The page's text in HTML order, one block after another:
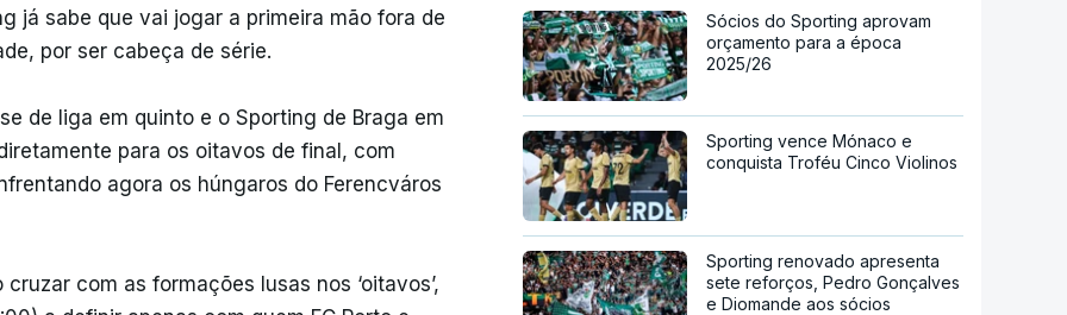
já sabe que vai jogar a primeira mão fora de
por ser cabeça de série.
de liga em quinto e o Sporting de Braga em
para os oitavos de final, com
agora os húngaros do Ferencváros
com as formações lusas nos ‘oitavos’,
Sócios do Sporting aprovam
orçamento para a época
2025/26
Sporting vence Mónaco e
conquista Troféu Cinco Violinos
Sporting renovado apresenta
sete reforços, Pedro Gonçalves
e Diomande aos sócios